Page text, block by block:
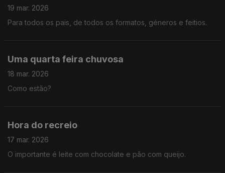
19 mar. 2026
Para todos os pais, de todos os formatos, géneros e feitios.
Uma quarta feira chuvosa
18 mar. 2026
Como estão?
Hora do recreio
17 mar. 2026
O importante é leite com chocolate e pão com queijo.